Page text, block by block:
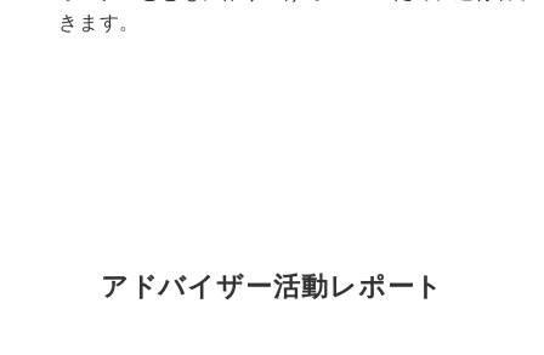
きます。
アドバイザー活動レポート